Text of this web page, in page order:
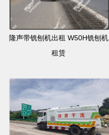
隆声带铣刨机出租 W50H铣刨机
租赁